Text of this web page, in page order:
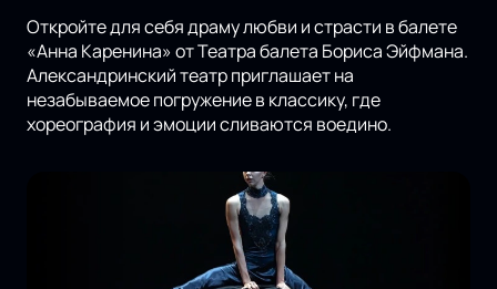
Откройте для себя драму любви и страсти в балете
«Анна Каренина» от Театра балета Бориса Эйфмана.
Александринский театр приглашает на
незабываемое погружение в классику, где
хореография и эмоции сливаются воедино.